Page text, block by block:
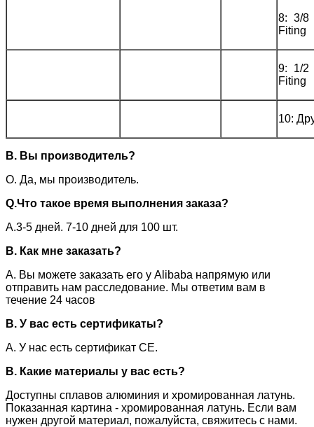
8: 3/8
Fiting
9: 1/2
Fiting
10:
В. Вы производитель?
О. Да, мы производитель.
Q.Что такое время выполнения заказа?
A.3-5 дней. 7-10 дней для 100 шт.
В. Как мне заказать?
A. Вы можете заказать его у Alibaba напрямую или
отправить нам расследование. Мы ответим вам в
течение 24 часов
В. У вас есть сертификаты?
A. У нас есть сертификат CE.
В. Какие материалы у вас есть?
Доступны сплавов алюминия и хромированная латунь.
Показанная картина - хромированная латунь. Если вам
нужен другой материал, пожалуйста, свяжитесь с нами.